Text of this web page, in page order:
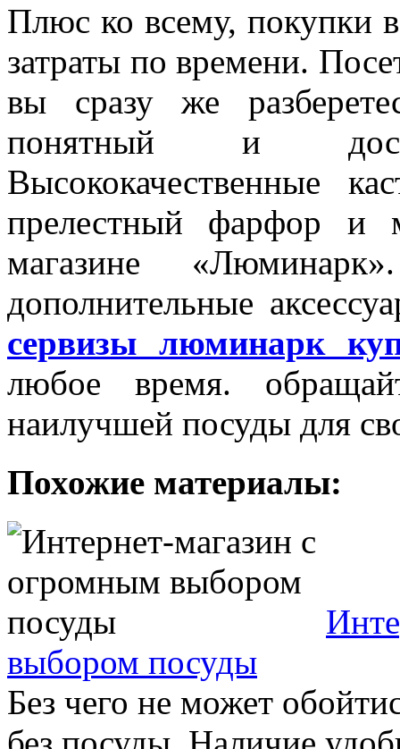
Плюс ко всему, покупки
затраты по времени.
вы сразу же
понятный и
Высококачественные
прелестный фарфор и
магазине
дополнительные
сервизы люминарк
любое время.
наилучшей посуды для
Похожие материалы:
выбором посуды
Без чего не может